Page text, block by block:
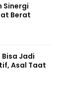
Sinergi
Berat
Jadi
Asal Taat